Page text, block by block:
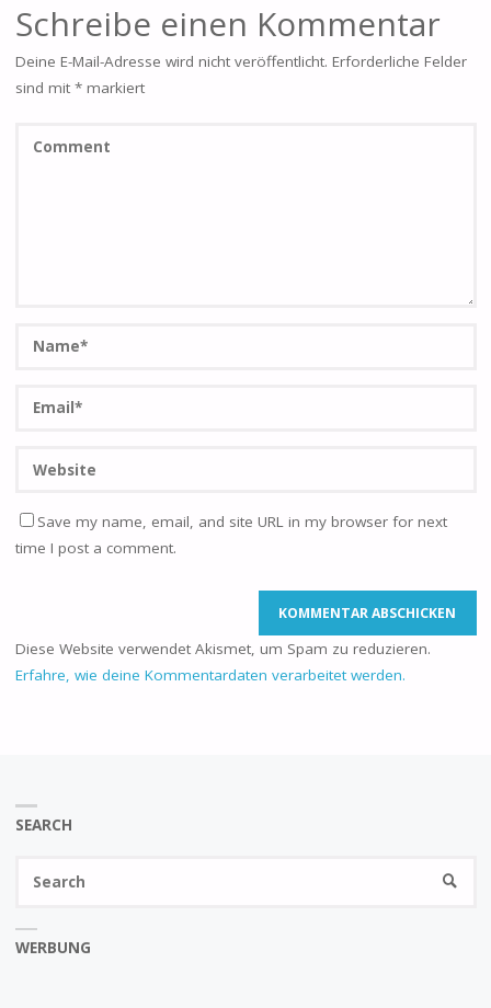
Schreibe einen Kommentar
Deine E-Mail-Adresse wird nicht veröffentlicht. Erforderliche Felder
sind mit *markiert
Save my name, email, and site URL in my browser for next
time I post a comment.
Diese Website verwendet Akismet, um Spam zu reduzieren.
Erfahre, wie deine Kommentardaten verarbeitet werden.
SEARCH
WERBUNG